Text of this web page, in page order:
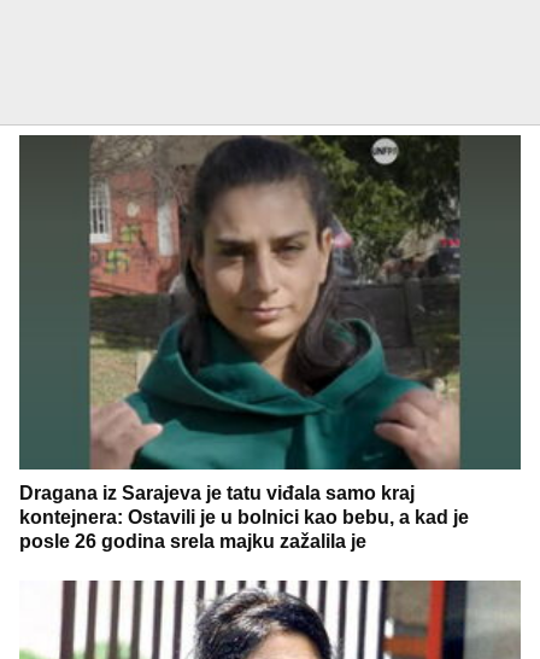
Dragana iz Sarajeva je tatu viđala samo kraj
kontejnera: Ostavili je u bolnici kao bebu, a kad je
posle 26 godina srela majku zažalila je